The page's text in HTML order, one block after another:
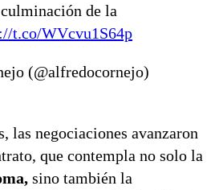
de la
t.co/WVcvu1S64p
(@alfredocornejo)
las negociaciones avanzaron
que contempla no solo la
sino también la